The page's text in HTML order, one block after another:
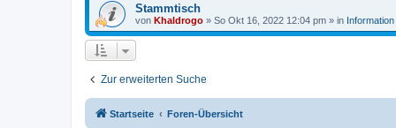
Stammtisch
von Khaldrogo » So Okt 16, 2022 12:04 pm » in Information
Zur erweiterten Suche
Startseite Foren-Übersicht